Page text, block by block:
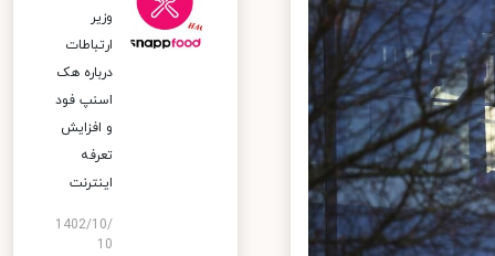
وزیر
ارتباطات
درباره هک
اسنپ‌ فود
و افزایش
تعرفه
اینترنت
1402/10/
10